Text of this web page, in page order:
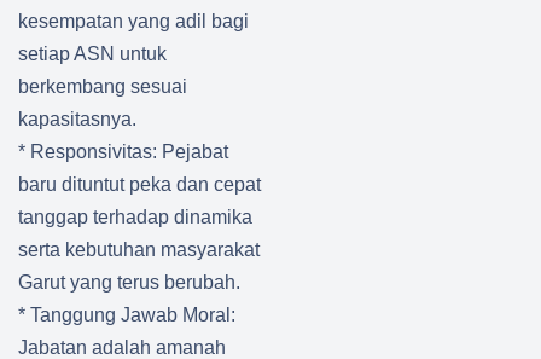
Pengu
Ekono
akat
Bulan
s
kesempatan yang adil bagi
setiap ASN untuk
berkembang sesuai
kapasitasnya.
* Responsivitas: Pejabat
baru dituntut peka dan cepat
tanggap terhadap dinamika
serta kebutuhan masyarakat
Garut yang terus berubah.
* Tanggung Jawab Moral:
Jabatan adalah amanah